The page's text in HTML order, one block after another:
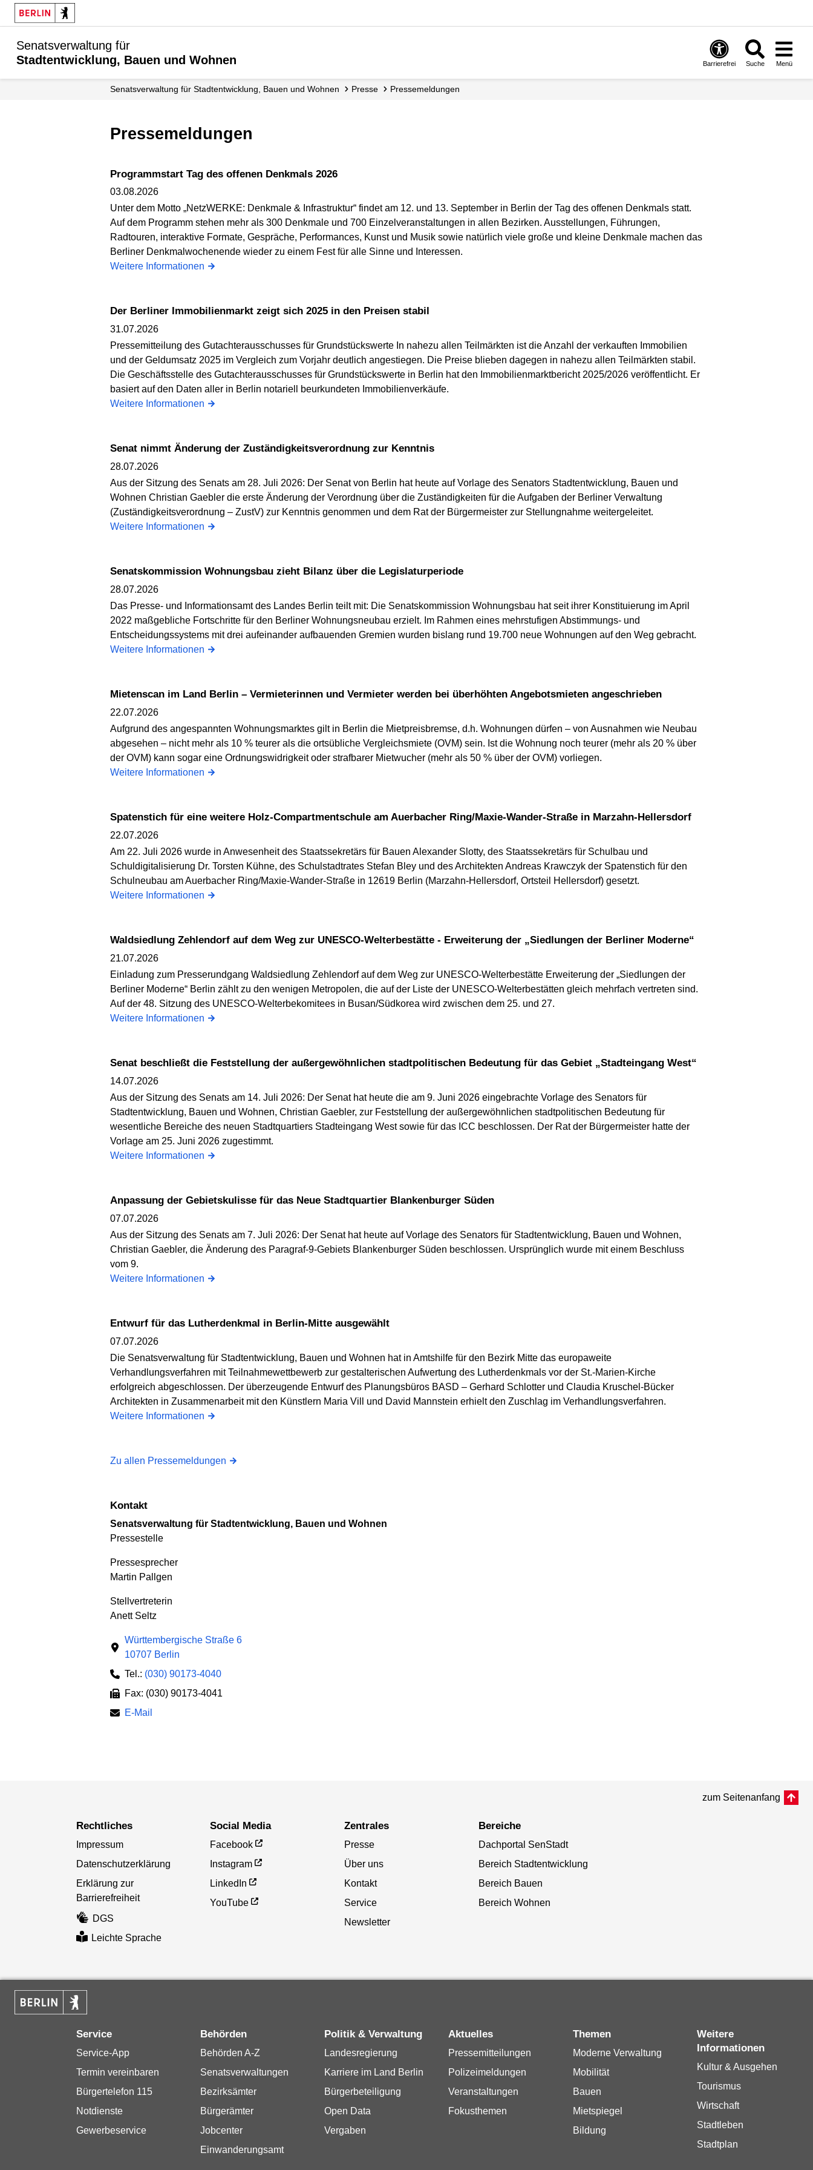
Senatsverwaltung für
Stadtentwicklung, Bauen und Wohnen
Barrierefrei Suche Menü
Senats­verwaltung für Stadtentwicklung, Bauen und Wohnen Presse Pressemeldungen
Pressemeldungen
Programmstart Tag des offenen Denkmals 2026
03.08.2026
Unter dem Motto „NetzWERKE: Denkmale & Infrastruktur“ findet am 12. und 13. September in Berlin der Tag des offenen Denkmals statt.
Auf dem Programm stehen mehr als 300 Denkmale und 700 Einzelveranstaltungen in allen Bezirken. Ausstellungen, Führungen,
Radtouren, interaktive Formate, Gespräche, Performances, Kunst und Musik sowie natürlich viele große und kleine Denkmale machen das
Berliner Denkmalwochenende wieder zu einem Fest für alle Sinne und Interessen.
Weitere Informationen
Der Berliner Immobilienmarkt zeigt sich 2025 in den Preisen stabil
31.07.2026
Pressemitteilung des Gutachterausschusses für Grundstückswerte In nahezu allen Teilmärkten ist die Anzahl der verkauften Immobilien
und der Geldumsatz 2025 im Vergleich zum Vorjahr deutlich angestiegen. Die Preise blieben dagegen in nahezu allen Teilmärkten stabil.
Die Geschäftsstelle des Gutachterausschusses für Grundstückswerte in Berlin hat den Immobilienmarktbericht 2025/2026 veröffentlicht. Er
basiert auf den Daten aller in Berlin notariell beurkundeten Immobilienverkäufe.
Weitere Informationen
Senat nimmt Änderung der Zuständigkeitsverordnung zur Kenntnis
28.07.2026
Aus der Sitzung des Senats am 28. Juli 2026: Der Senat von Berlin hat heute auf Vorlage des Senators Stadtentwicklung, Bauen und
Wohnen Christian Gaebler die erste Änderung der Verordnung über die Zuständigkeiten für die Aufgaben der Berliner Verwaltung
(Zuständigkeitsverordnung – ZustV) zur Kenntnis genommen und dem Rat der Bürgermeister zur Stellungnahme weitergeleitet.
Weitere Informationen
Senatskommission Wohnungsbau zieht Bilanz über die Legislaturperiode
28.07.2026
Das Presse- und Informationsamt des Landes Berlin teilt mit: Die Senatskommission Wohnungsbau hat seit ihrer Konstituierung im April
2022 maßgebliche Fortschritte für den Berliner Wohnungsneubau erzielt. Im Rahmen eines mehrstufigen Abstimmungs- und
Entscheidungssystems mit drei aufeinander aufbauenden Gremien wurden bislang rund 19.700 neue Wohnungen auf den Weg gebracht.
Weitere Informationen
Mietenscan im Land Berlin – Vermieterinnen und Vermieter werden bei überhöhten Angebotsmieten angeschrieben
22.07.2026
Aufgrund des angespannten Wohnungsmarktes gilt in Berlin die Mietpreisbremse, d.h. Wohnungen dürfen – von Ausnahmen wie Neubau
abgesehen – nicht mehr als 10 % teurer als die ortsübliche Vergleichsmiete (OVM) sein. Ist die Wohnung noch teurer (mehr als 20 % über
der OVM) kann sogar eine Ordnungswidrigkeit oder strafbarer Mietwucher (mehr als 50 % über der OVM) vorliegen.
Weitere Informationen
Spatenstich für eine weitere Holz-Compartmentschule am Auerbacher Ring/Maxie-Wander-Straße in Marzahn-Hellersdorf
22.07.2026
Am 22. Juli 2026 wurde in Anwesenheit des Staatssekretärs für Bauen Alexander Slotty, des Staatssekretärs für Schulbau und
Schuldigitalisierung Dr. Torsten Kühne, des Schulstadtrates Stefan Bley und des Architekten Andreas Krawczyk der Spatenstich für den
Schulneubau am Auerbacher Ring/Maxie-Wander-Straße in 12619 Berlin (Marzahn-Hellersdorf, Ortsteil Hellersdorf) gesetzt.
Weitere Informationen
Waldsiedlung Zehlendorf auf dem Weg zur UNESCO-Welterbestätte - Erweiterung der „Siedlungen der Berliner Moderne“
21.07.2026
Einladung zum Presserundgang Waldsiedlung Zehlendorf auf dem Weg zur UNESCO-Welterbestätte Erweiterung der „Siedlungen der
Berliner Moderne“ Berlin zählt zu den wenigen Metropolen, die auf der Liste der UNESCO-Welterbestätten gleich mehrfach vertreten sind.
Auf der 48. Sitzung des UNESCO-Welterbekomitees in Busan/Südkorea wird zwischen dem 25. und 27.
Weitere Informationen
Senat beschließt die Feststellung der außergewöhnlichen stadtpolitischen Bedeutung für das Gebiet „Stadteingang West“
14.07.2026
Aus der Sitzung des Senats am 14. Juli 2026: Der Senat hat heute die am 9. Juni 2026 eingebrachte Vorlage des Senators für
Stadtentwicklung, Bauen und Wohnen, Christian Gaebler, zur Feststellung der außergewöhnlichen stadtpolitischen Bedeutung für
wesentliche Bereiche des neuen Stadtquartiers Stadteingang West sowie für das ICC beschlossen. Der Rat der Bürgermeister hatte der
Vorlage am 25. Juni 2026 zugestimmt.
Weitere Informationen
Anpassung der Gebietskulisse für das Neue Stadtquartier Blankenburger Süden
07.07.2026
Aus der Sitzung des Senats am 7. Juli 2026: Der Senat hat heute auf Vorlage des Senators für Stadtentwicklung, Bauen und Wohnen,
Christian Gaebler, die Änderung des Paragraf-9-Gebiets Blankenburger Süden beschlossen. Ursprünglich wurde mit einem Beschluss
vom 9.
Weitere Informationen
Entwurf für das Lutherdenkmal in Berlin-Mitte ausgewählt
07.07.2026
Die Senatsverwaltung für Stadtentwicklung, Bauen und Wohnen hat in Amtshilfe für den Bezirk Mitte das europaweite
Verhandlungsverfahren mit Teilnahmewettbewerb zur gestalterischen Aufwertung des Lutherdenkmals vor der St.-Marien-Kirche
erfolgreich abgeschlossen. Der überzeugende Entwurf des Planungsbüros BASD – Gerhard Schlotter und Claudia Kruschel-Bücker
Architekten in Zusammenarbeit mit den Künstlern Maria Vill und David Mannstein erhielt den Zuschlag im Verhandlungsverfahren.
Weitere Informationen
Zu allen Pressemeldungen
Kontakt
Senatsverwaltung für Stadt­ent­wicklung, Bauen und Wohnen
Pressestelle
Presse­sprecher
Martin Pallgen
Stellvertreterin
Anett Seltz
Württembergische Straße 6
10707 Berlin
Tel.: (030) 90173-4040
Fax: (030) 90173-4041
E-Mail
zum Seitenanfang
Rechtliches
Impressum
Datenschutzerklärung
Erklärung zur
Barrierefreiheit
DGS
Leichte Sprache
Social Media
Facebook
Instagram
LinkedIn
YouTube
Zentrales
Presse
Über uns
Kontakt
Service
Newsletter
Bereiche
Dachportal SenStadt
Bereich Stadtentwicklung
Bereich Bauen
Bereich Wohnen
Service
Service-App
Termin vereinbaren
Bürgertelefon 115
Notdienste
Gewerbeservice
Behörden
Behörden A-Z
Senatsverwaltungen
Bezirksämter
Bürgerämter
Jobcenter
Einwanderungsamt
Politik & Verwaltung
Landesregierung
Karriere im Land Berlin
Bürgerbeteiligung
Open Data
Vergaben
Aktuelles
Pressemitteilungen
Polizeimeldungen
Veranstaltungen
Fokusthemen
Themen
Moderne Verwaltung
Mobilität
Bauen
Mietspiegel
Bildung
Weitere
Informationen
Kultur & Ausgehen
Tourismus
Wirtschaft
Stadtleben
Stadtplan